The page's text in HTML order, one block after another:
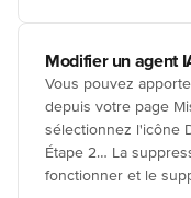
Modifier un agent
Vous pouvez
depuis votre page
sélectionnez l'icône
Étape 2… La
fonctionner et le